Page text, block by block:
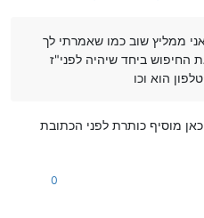
ממליץ שוב כמו שאמרתי לך
ביחד שיהיה לפני"ז
הוא וכו
מוסיף כותרת לפני הכתובת
0